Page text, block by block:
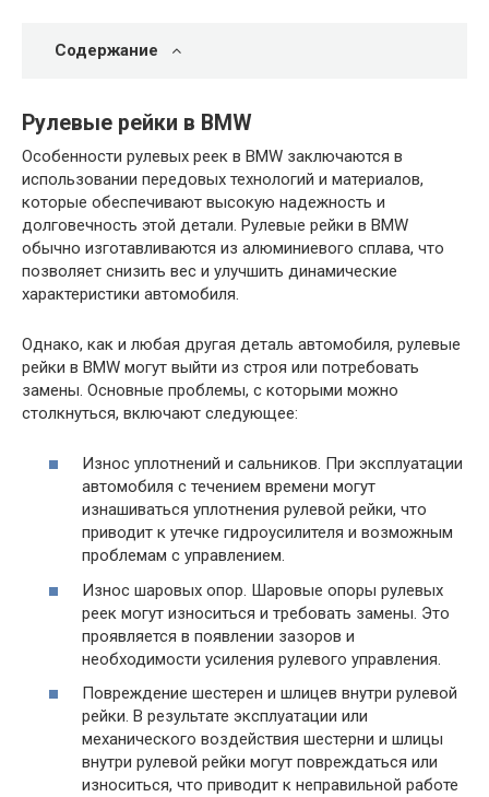
Содержание
Рулевые рейки в BMW
Особенности рулевых реек в BMW заключаются в
использовании передовых технологий и материалов,
которые обеспечивают высокую надежность и
долговечность этой детали. Рулевые рейки в BMW
обычно изготавливаются из алюминиевого сплава, что
позволяет снизить вес и улучшить динамические
характеристики автомобиля.
Однако, как и любая другая деталь автомобиля, рулевые
рейки в BMW могут выйти из строя или потребовать
замены. Основные проблемы, с которыми можно
столкнуться, включают следующее:
Износ уплотнений и сальников. При эксплуатации
автомобиля с течением времени могут
изнашиваться уплотнения рулевой рейки, что
приводит к утечке гидроусилителя и возможным
проблемам с управлением.
Износ шаровых опор. Шаровые опоры рулевых
реек могут износиться и требовать замены. Это
проявляется в появлении зазоров и
необходимости усиления рулевого управления.
Повреждение шестерен и шлицев внутри рулевой
рейки. В результате эксплуатации или
механического воздействия шестерни и шлицы
внутри рулевой рейки могут повреждаться или
износиться, что приводит к неправильной работе